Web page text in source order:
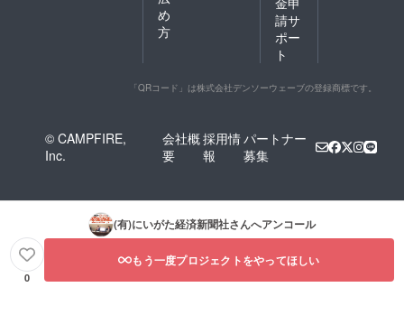
め
方
請サ
ポー
ト
「QRコード」は株式会社デンソーウェーブの登録商標です。
© CAMPFIRE,
Inc.
会社概
要
採用情
報
パートナー
募集
(有)にいがた経済新聞社さんへアンコール
0
もう一度プロジェクトをやってほしい